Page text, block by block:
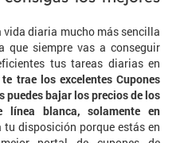
diaria mucho más sencilla
que siempre vas a conseguir
tus tareas diarias en
trae los excelentes Cupones
puedes bajar los precios de los
línea blanca, solamente en
disposición porque estás en